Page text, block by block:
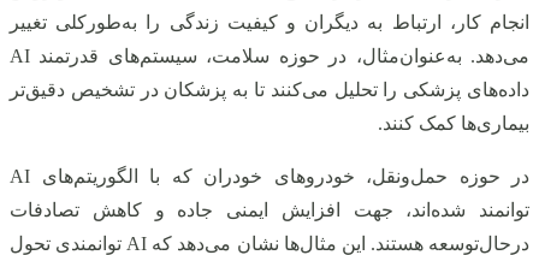
انجام کار، ارتباط به دیگران و کیفیت زندگی را به‌طورکلی تغییر
می‌دهد. به‌عنوان‌مثال، در حوزه سلامت، سیستم‌های قدرتمند AI
داده‌های پزشکی را تحلیل می‌کنند تا به پزشکان در تشخیص دقیق‌تر
بیماری‌ها کمک کنند.
در حوزه حمل‌ونقل، خودروهای خودران که با الگوریتم‌های AI
توانمند شده‌اند، جهت افزایش ایمنی جاده و کاهش تصادفات
درحال‌توسعه هستند. این مثال‌ها نشان می‌دهد که AI توانمندی تحول